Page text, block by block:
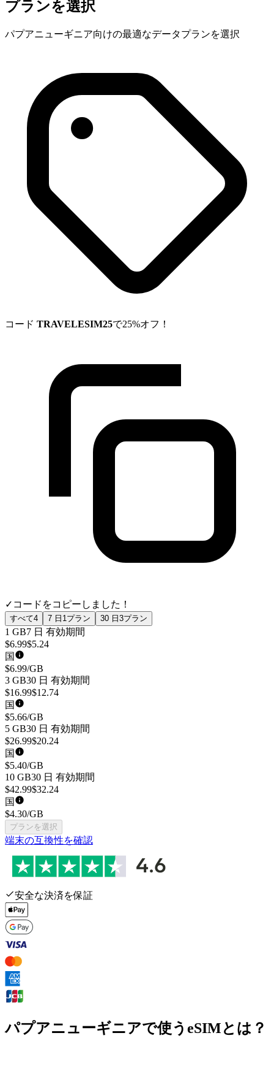
プランを選択
パプアニューギニア向けの最適なデータプランを選択
コード TRAVELESIM25で25%オフ！
✓ コードをコピーしました！
すべて4 7 日 1 プラン 30 日3プラン
1 GB7 日 有効期間
$6.99$5.24
国
$6.99/GB
3 GB30 日 有効期間
$16.99$12.74
国
$5.66/GB
5 GB30 日 有効期間
$26.99$20.24
国
$5.40/GB
10 GB30 日 有効期間
$42.99$32.24
国
$4.30/GB
プランを選択
端末の互換性を確認
安全な決済を保証
パプアニューギニアで使うeSIMとは？